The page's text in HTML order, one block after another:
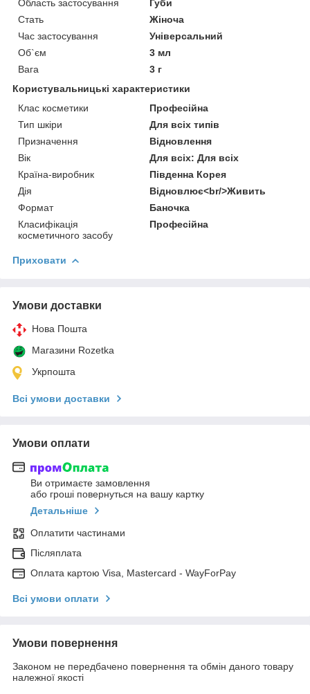
Область застосування
Губи
Стать
Жіноча
Час застосування
Універсальний
Об`єм
3 мл
Вага
3 г
Користувальницькі характеристики
Клас косметики
Професійна
Тип шкіри
Для всіх типів
Призначення
Відновлення
Вік
Для всіх: Для всіх
Країна-виробник
Південна Корея
Дія
Відновлює<br/>Живить
Формат
Баночка
Класифікація
косметичного засобу
Професійна
Приховати
Умови доставки
Нова Пошта
Магазини Rozetka
Укрпошта
Всі умови доставки
Умови оплати
Ви отримаєте замовлення
або гроші повернуться на вашу картку
Детальніше
Оплатити частинами
Післяплата
Оплата картою Visa, Mastercard - WayForPay
Всі умови оплати
Умови повернення
Законом не передбачено повернення та обмін даного товару
належної якості